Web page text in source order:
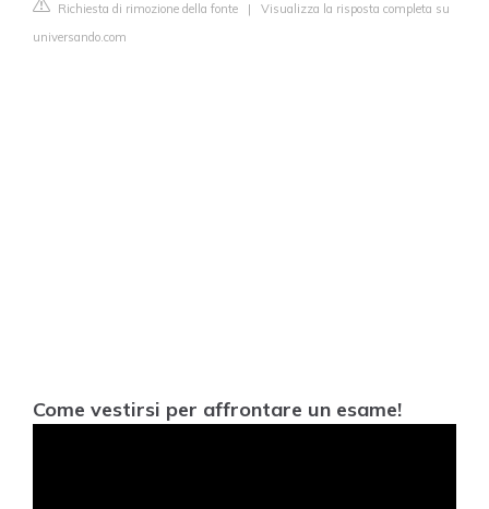
Richiesta di rimozione della fonte | Visualizza la risposta completa su
universando.com
Come vestirsi per affrontare un esame!